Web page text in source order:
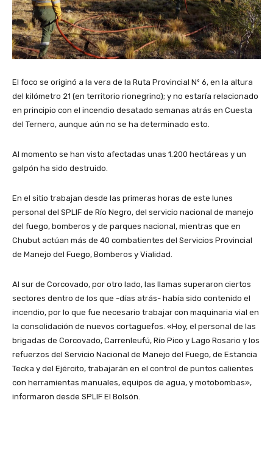
El foco se originó a la vera de la Ruta Provincial Nº 6, en la altura
del kilómetro 21 (en territorio rionegrino); y no estaría relacionado
en principio con el incendio desatado semanas atrás en Cuesta
del Ternero, aunque aún no se ha determinado esto.
Al momento se han visto afectadas unas 1.200 hectáreas y un
galpón ha sido destruido.
En el sitio trabajan desde las primeras horas de este lunes
personal del SPLIF de Río Negro, del servicio nacional de manejo
del fuego, bomberos y de parques nacional, mientras que en
Chubut actúan más de 40 combatientes del Servicios Provincial
de Manejo del Fuego, Bomberos y Vialidad.
Al sur de Corcovado, por otro lado, las llamas superaron ciertos
sectores dentro de los que -días atrás- había sido contenido el
incendio, por lo que fue necesario trabajar con maquinaria vial en
la consolidación de nuevos cortaguefos. «Hoy, el personal de las
brigadas de Corcovado, Carrenleufú, Río Pico y Lago Rosario y los
refuerzos del Servicio Nacional de Manejo del Fuego, de Estancia
Tecka y del Ejército, trabajarán en el control de puntos calientes
con herramientas manuales, equipos de agua, y motobombas»,
informaron desde SPLIF El Bolsón.